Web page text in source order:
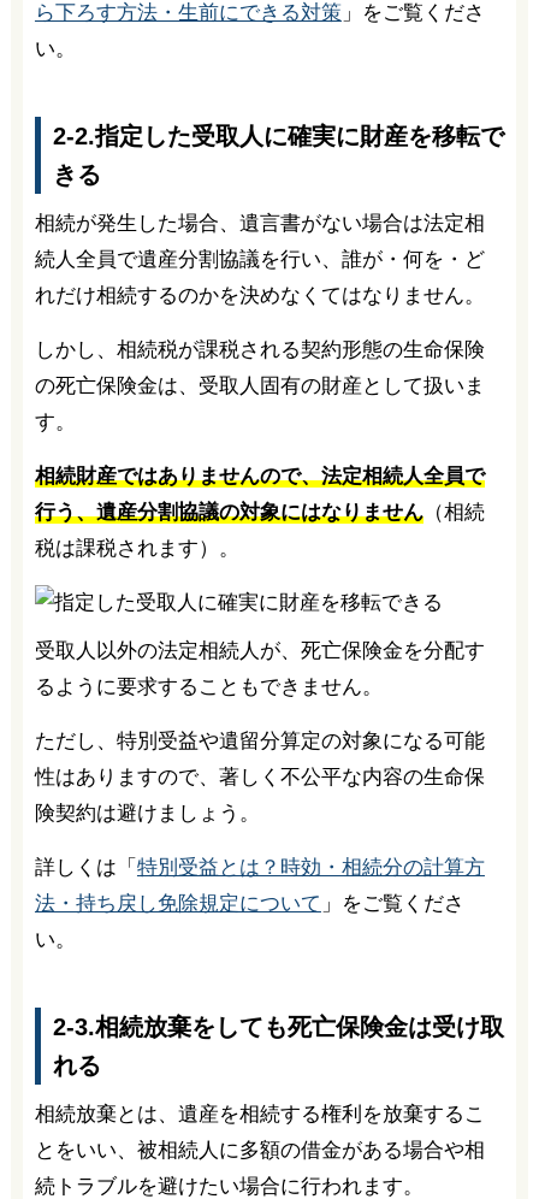
ら下ろす方法・生前にできる対策 」をご覧くださ
い。
2-2.指定した受取人に確実に財産を移転で
きる
相続が発生した場合、遺言書がない場合は法定相
続人全員で遺産分割協議を行い、誰が・何を・ど
れだけ相続するのかを決めなくてはなりません。
しかし、相続税が課税される契約形態の生命保険
の死亡保険金は、受取人固有の財産として扱いま
す。
相続財産ではありませんので、法定相続人全員で
行う、遺産分割協議の対象にはなりません（相続
税は課税されます）。
受取人以外の法定相続人が、死亡保険金を分配す
るように要求することもできません。
ただし、特別受益や遺留分算定の対象になる可能
性はありますので、著しく不公平な内容の生命保
険契約は避けましょう。
詳しくは「 特別受益とは？時効・相続分の計算方
法・持ち戻し免除規定について 」をご覧くださ
い。
2-3.相続放棄をしても死亡保険金は受け取
れる
相続放棄とは、遺産を相続する権利を放棄するこ
とをいい、被相続人に多額の借金がある場合や相
続トラブルを避けたい場合に行われます。